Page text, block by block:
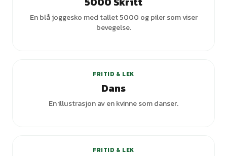
En blå joggesko med tallet 5000 og piler som viser
bevegelse.
FRITID & LEK
Dans
En illustrasjon av en kvinne som danser.
FRITID & LEK